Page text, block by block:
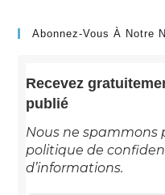
Abonnez-Vous À Notre
Recevez
publié
Nous ne spammons
politique de
d’informations.